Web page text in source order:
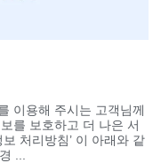
이용해 주시는 고객님께
를 보호하고 더 나은 서
처리방침’ 이 아래와 같
...